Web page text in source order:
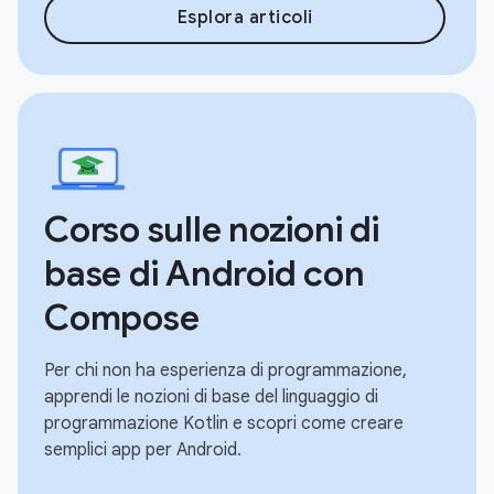
Esplora articoli
Corso sulle nozioni di
base di Android con
Compose
Per chi non ha esperienza di programmazione,
apprendi le nozioni di base del linguaggio di
programmazione Kotlin e scopri come creare
semplici app per Android.